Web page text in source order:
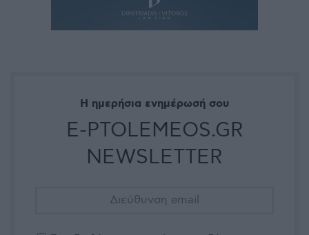
Η ημερήσια ενημέρωσή σου
E-PTOLEMEOS.GR
NEWSLETTER